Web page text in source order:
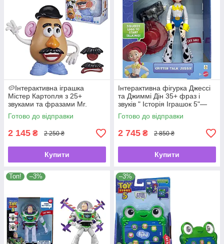
🥔Інтерактивна іграшка
Містер Картопля з 25+
звуками та фразами Mr.
Potato Head Toy Story 5
Hasbro
Готово до відправки
2 145 ₴ 2 250 ₴
Купити
Інтерактивна фігурка Джессі
та Джиммі Дін 35+ фраз і
звуків " Історія Іграшок 5"—
Disney Pixar Toy Story 5 від
Mattel ✨🍒
Готово до відправки
2 745 ₴ 2 850 ₴
Купити
Топ! –3% –3%